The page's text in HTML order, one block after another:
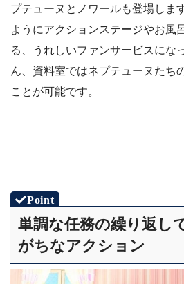
プテューヌとノワールも登場しま
ようにアクションステージやお風
る、うれしいファンサービスにな
ん、資料室ではネプテューヌたち
ことが可能です。
単調な任務の繰り返し
がちなアクション